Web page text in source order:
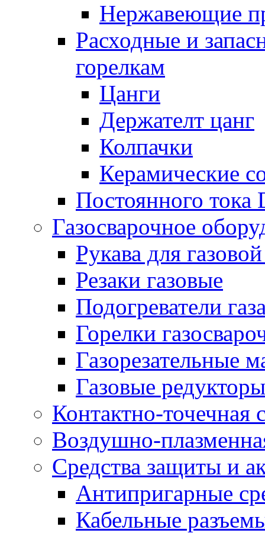
Нержавеющие
Расходные и
горелкам
Цанги
Держателт цанг
Колпачки
Керамические
Постоянного тока
Газосварочное
Рукава для
Резаки газовые
Подогреватели
Горелки
Газорезательные
Газовые редукторы
Контактно-точечная
Воздушно-
Средства защиты и
Антипригарные
Кабельные